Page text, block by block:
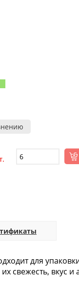
для
свежесть, вкус и